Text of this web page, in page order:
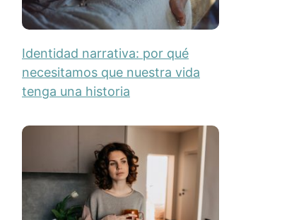
Identidad narrativa: por qué
necesitamos que nuestra vida
tenga una historia